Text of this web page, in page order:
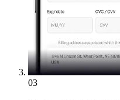
03